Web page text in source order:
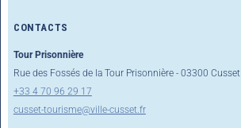
CONTACTS
Tour Prisonnière
Rue des Fossés de la Tour Prisonnière - 03300 Cusset
+33 4 70 96 29 17
cusset-tourisme@ville-cusset.fr